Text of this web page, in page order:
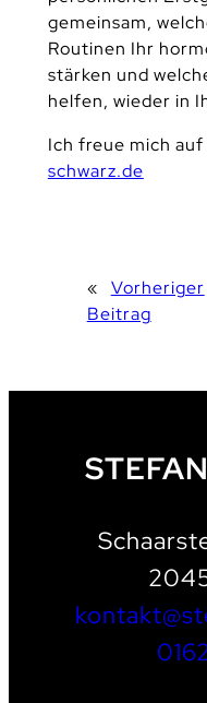
gemeinsam,
Routinen Ihr
stärken und
helfen, wieder in
Ich freue mich auf
schwarz.de
«
Vorheriger
Beitrag